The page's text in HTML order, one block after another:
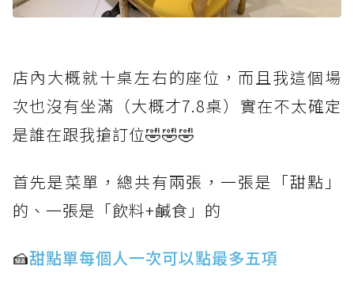
店內大概就十桌左右的座位，而且我這個場
次也沒有坐滿（大概才7.8桌）實在不太確定
是誰在跟我搶訂位🤣🤣🤣
首先是菜單，總共有兩張，一張是「甜點」
的、一張是「飲料+鹹食」的
🍰甜點單每個人一次可以點最多五項